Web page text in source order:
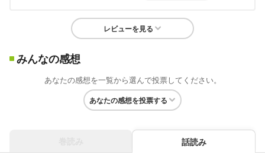
レビューを見る
みんなの感想
あなたの感想を一覧から選んで投票してください。
あなたの感想を投票する
話読み